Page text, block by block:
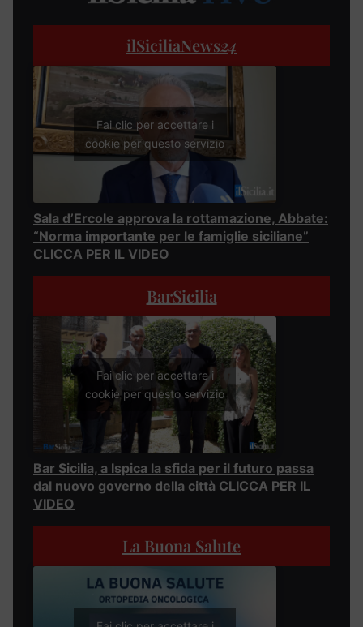
ilSiciliaNews24
Fai clic per accettare i
cookie per questo servizio
Sala d’Ercole approva la rottamazione, Abbate:
“Norma importante per le famiglie siciliane”
CLICCA PER IL VIDEO
BarSicilia
Fai clic per accettare i
cookie per questo servizio
Bar Sicilia, a Ispica la sfida per il futuro passa
dal nuovo governo della città CLICCA PER IL
VIDEO
La Buona Salute